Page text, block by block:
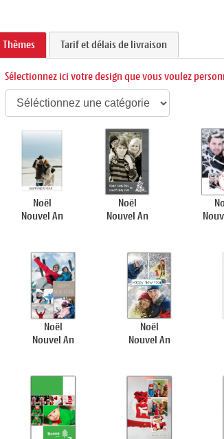
Thèmes Tarif et délais de livraison
Sélectionnez ici votre design que vous voulez
Noël
Nouvel An
Noël
Nouvel An
Noël
Nouvel An
Noël
Nouvel An